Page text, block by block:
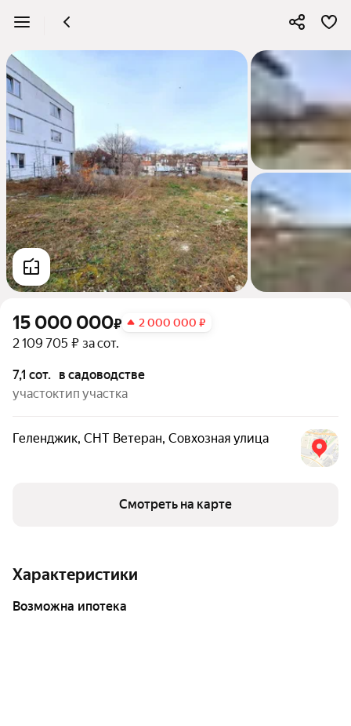
15 000 000₽ 2 000 000 ₽
2 109 705 ₽ за сот.
7,1 сот.
участок
в садоводстве
тип участка
Геленджик, СНТ Ветеран, Совхозная улица
Смотреть на карте
Характеристики
возможна ипотека